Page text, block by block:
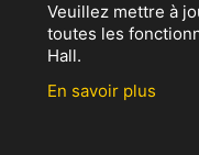
Veuillez mettre à
toutes les
Hall.
En savoir plus